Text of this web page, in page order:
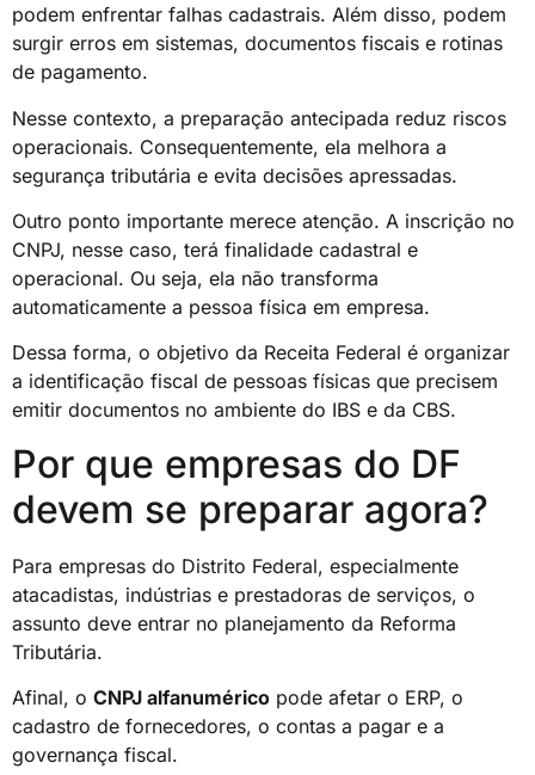
podem enfrentar falhas cadastrais. Além disso, podem
surgir erros em sistemas, documentos fiscais e rotinas
de pagamento.
Nesse contexto, a preparação antecipada reduz riscos
operacionais. Consequentemente, ela melhora a
segurança tributária e evita decisões apressadas.
Outro ponto importante merece atenção. A inscrição no
CNPJ, nesse caso, terá finalidade cadastral e
operacional. Ou seja, ela não transforma
automaticamente a pessoa física em empresa.
Dessa forma, o objetivo da Receita Federal é organizar
a identificação fiscal de pessoas físicas que precisem
emitir documentos no ambiente do IBS e da CBS.
Por que empresas do DF
devem se preparar agora?
Para empresas do Distrito Federal, especialmente
atacadistas, indústrias e prestadoras de serviços, o
assunto deve entrar no planejamento da Reforma
Tributária.
Afinal, o CNPJ alfanumérico pode afetar o ERP, o
cadastro de fornecedores, o contas a pagar e a
governança fiscal.